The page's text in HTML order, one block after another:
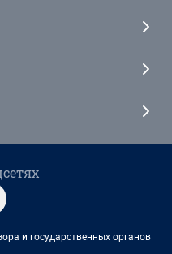
и государственных органов